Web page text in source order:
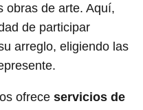
obras de arte. Aquí,
de participar
arreglo, eligiendo las
ofrece servicios de